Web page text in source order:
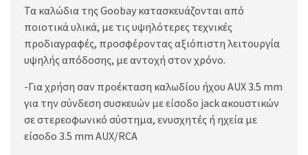
Τα καλώδια της Goobay κατασκευάζονται από
ποιοτικά υλικά, με τις υψηλότερες τεχνικές
προδιαγραφές, προσφέροντας αξιόπιστη λειτουργία
υψηλής απόδοσης, με αντοχή στον χρόνο.
-Για χρήση σαν προέκταση καλωδίου ήχου AUX 3.5 mm
για την σύνδεση συσκευών με είσοδο jack ακουστικών
σε στερεοφωνικό σύστημα, ενυσχητές ή ηχεία με
είσοδο 3.5 mm AUX/RCA